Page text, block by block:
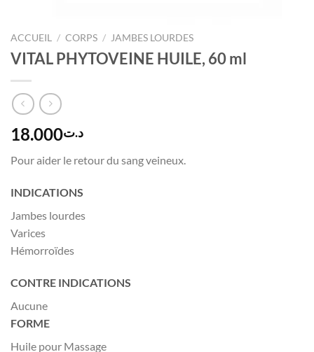
ACCUEIL / CORPS / JAMBES LOURDES
VITAL PHYTOVEINE HUILE, 60 ml
د.ت18.000
Pour aider le retour du sang veineux.
INDICATIONS
Jambes lourdes
Varices
Hémorroïdes
CONTRE INDICATIONS
Aucune
FORME
Huile pour Massage